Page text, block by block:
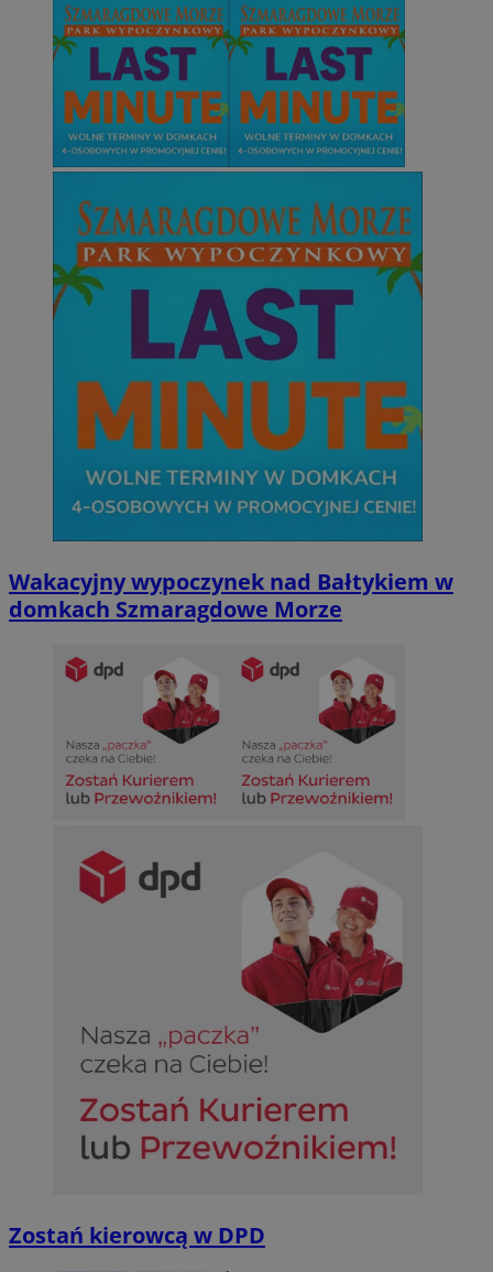
Wakacyjny wypoczynek nad Bałtykiem w
domkach Szmaragdowe Morze
Zostań kierowcą w DPD